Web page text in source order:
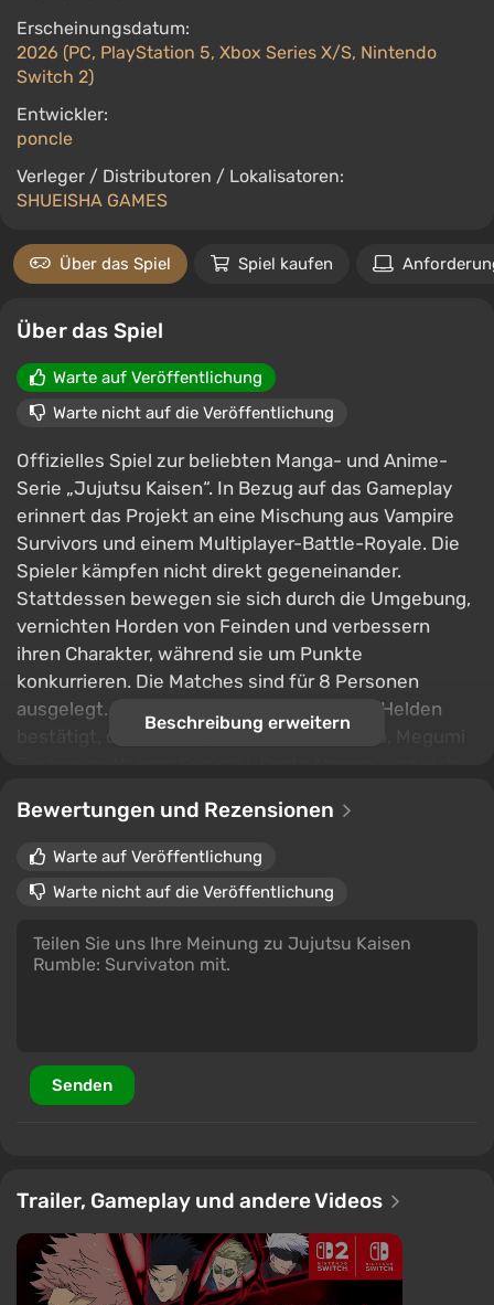
Erscheinungsdatum:
2026 (PC, PlayStation 5, Xbox Series X/S, Nintendo
Switch 2)
Entwickler:
poncle
Verleger / Distributoren / Lokalisatoren:
SHUEISHA GAMES
Über das Spiel Spiel kaufen
Über das Spiel
Warte auf Veröffentlichung
Warte nicht auf die Veröffentlichung
Offizielles Spiel zur beliebten Manga- und Anime-
Serie „Jujutsu Kaisen“. In Bezug auf das Gameplay
erinnert das Projekt an eine Mischung aus Vampire
Survivors und einem Multiplayer-Battle-Royale. Die
Spieler kämpfen nicht direkt gegeneinander.
Stattdessen bewegen sie sich durch die Umgebung,
vernichten Horden von Feinden und verbessern
ihren Charakter, während sie um Punkte
konkurrieren. Die Matches sind für 8 Personen
ausgelegt. Zu Beginn sind über 20 Anime-Helden
bestätigt, darunter Yuji Itadori, Satoru Gojo, Megumi
Beschreibung erweitern
Bewertungen und Rezensionen
Warte auf Veröffentlichung
Warte nicht auf die Veröffentlichung
Senden
Trailer, Gameplay und andere Videos